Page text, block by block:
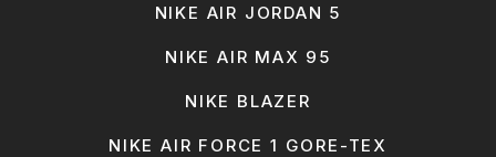
NIKE AIR JORDAN 5
NIKE AIR MAX 95
NIKE BLAZER
NIKE AIR FORCE 1 GORE-TEX